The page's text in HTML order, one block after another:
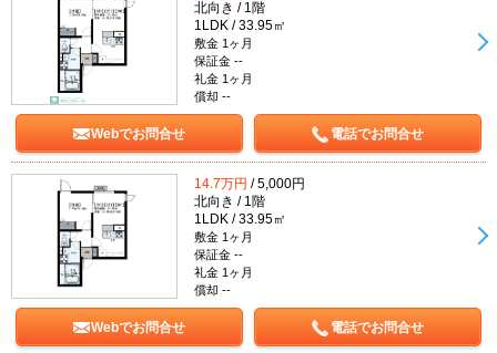
北向き / 1階
1LDK / 33.95㎡
敷金 1ヶ月
保証金 --
礼金 1ヶ月
償却 --
Webでお問合せ 電話でお問合せ
14.7万円 / 5,000円
北向き / 1階
1LDK / 33.95㎡
敷金 1ヶ月
保証金 --
礼金 1ヶ月
償却 --
Webでお問合せ 電話でお問合せ